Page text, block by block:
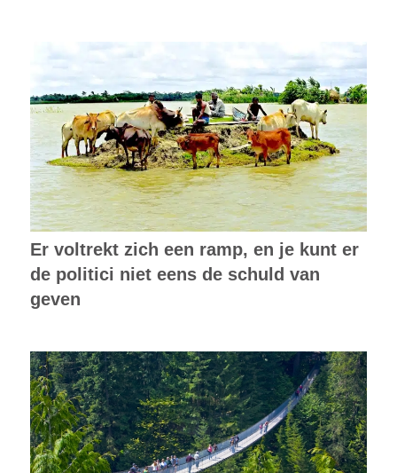
Er voltrekt zich een ramp, en je kunt er
de politici niet eens de schuld van
geven